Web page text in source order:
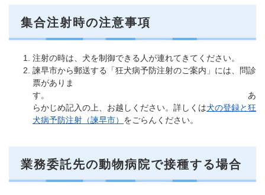
集合注射時の注意事項
注射の時は、犬を制御できる人が連れてきてください。
諫早市から郵送する「狂犬病予防注射のご案内」には、問診
票がありま
す。 あ
らかじめ記入の上、お越しください。詳しくは犬の登録と狂
犬病予防注射（諫早市） をごらんください。
業務委託先の動物病院で接種する場合​